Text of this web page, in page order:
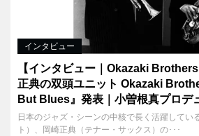
インタビュー
【インタビュー｜Okazaki
正典の双頭ユニット Okazaki
But Blues』発表｜小曽根真プロデ
日本のジャズ・シーンの中核で長く活躍してい
ト）、岡崎正典（テナー・サックス）の･･･